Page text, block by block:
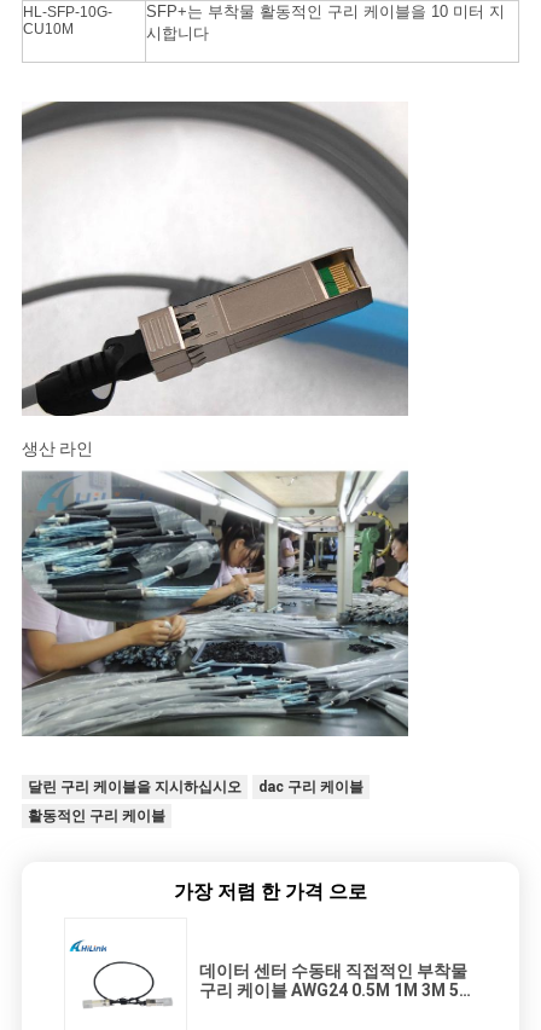
HL-SFP-10G-
CU10M
SFP+는 부착물 활동적인 구리 케이블을 10 미터 지
시합니다
생산 라인
달린 구리 케이블을 지시하십시오
dac 구리 케이블
활동적인 구리 케이블
가장 저렴 한 가격 으로
데이터 센터 수동태 직접적인 부착물
구리 케이블 AWG24 0.5M 1M 3M 5M